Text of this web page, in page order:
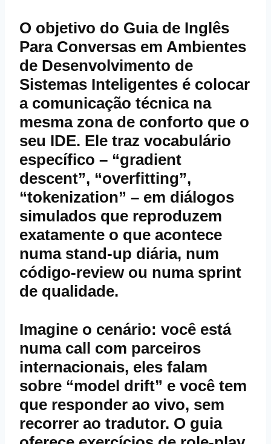
O objetivo do Guia de Inglês
Para Conversas em Ambientes
de Desenvolvimento de
Sistemas Inteligentes é colocar
a comunicação técnica na
mesma zona de conforto que o
seu IDE. Ele traz vocabulário
específico – “gradient
descent”, “overfitting”,
“tokenization” – em diálogos
simulados que reproduzem
exatamente o que acontece
numa stand‑up diária, num
código‑review ou numa sprint
de qualidade.
Imagine o cenário: você está
numa call com parceiros
internacionais, eles falam
sobre “model drift” e você tem
que responder ao vivo, sem
recorrer ao tradutor. O guia